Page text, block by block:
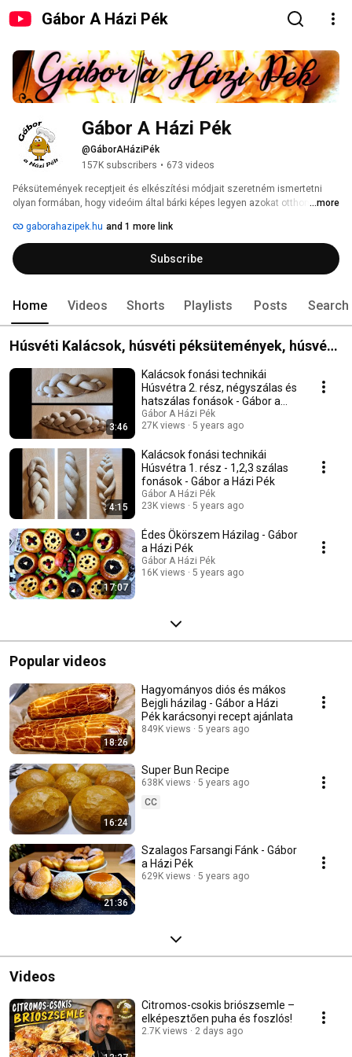
Gábor A Házi Pék
Gábor A Házi Pék
@GáborAHáziPék
157K subscribers • 673 videos
Péksütemények receptjeit és elkészítési módjait szeretném ismertetni
olyan formában, hogy videóim által bárki képes legyen azokat otthon házi
is elkészíteni.
...more
gaborahazipek.hu and 1 more link
Subscribe
Home Videos Shorts Playlists Posts Search
Húsvéti Kalácsok, húsvéti péksütemények, húsvéti
sütemények, avagy Gábor a Házi Pék Húsvéti
ajánlatai
3:46
Kalácsok fonási technikái
Húsvétra 2. rész, négyszálas és
hatszálas fonások - Gábor a
Házi Pék
Gábor A Házi Pék
27K views
5 years ago
4:15
Kalácsok fonási technikái
Húsvétra 1. rész - 1,2,3 szálas
fonások - Gábor a Házi Pék
Gábor A Házi Pék
23K views
5 years ago
17:07
Édes Ökörszem Házilag - Gábor
a Házi Pék
Gábor A Házi Pék
16K views
5 years ago
Popular videos
18:26
Hagyományos diós és mákos
Bejgli házilag - Gábor a Házi
Pék karácsonyi recept ajánlata
849K views 5 years ago
16:24
Super Bun Recipe
638K views
5 years ago
CC
21:36
Szalagos Farsangi Fánk - Gábor
a Házi Pék
629K views 5 years ago
Videos
Citromos-csokis briószsemle –
elképesztően puha és foszlós!
2.7K views 2 days ago